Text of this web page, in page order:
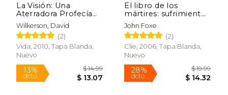
50%
dcto. $ 34.72
50%
dcto.
La Visión: Una
Aterradora Profecía
de los Días Finales del
Mundo, que ha
Comenzado a
Manifestarse ya en la
Actualidad
Wilkerson, David
(2)
Vida, 2010, Tapa Blanda,
Nuevo
El libro de los
mártires: sufrimientos
y muertes de los
cristianos primitivos y
mártires protestantes
John Foxe
(2)
Clie, 2006, Tapa Blanda,
Nuevo